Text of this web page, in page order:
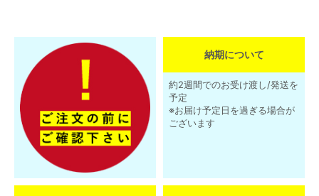
納期について
約2週間でのお受け渡し/発送を
予定
※お届け予定日を過ぎる場合が
ございます